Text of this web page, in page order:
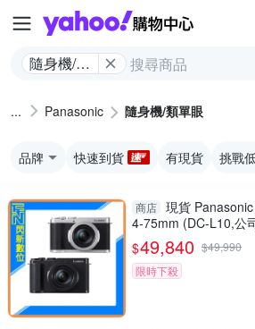
Yahoo
隨身機/類
Panasonic 隨身機/類單眼
品牌 快速到貨 有現貨 挑戰
商店 現貨
4-75mm (DC-L10,公
$49,840 $49,990
限時下殺